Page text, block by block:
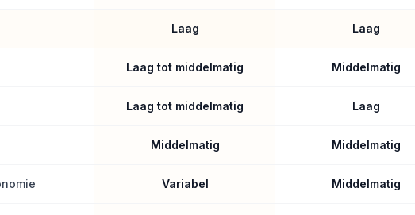
Laag Laag
Laag tot middelmatig Middelmatig
Laag tot middelmatig Laag
Middelmatig Middelmatig
Variabel Middelmatig